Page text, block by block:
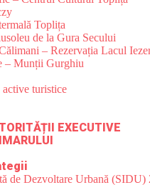
Toplița
de la Gura Secului
– Rezervația Lacul
– Munții Gurghiu
turistice
EXECUTIVE
de Dezvoltare Urbană (SIDU)